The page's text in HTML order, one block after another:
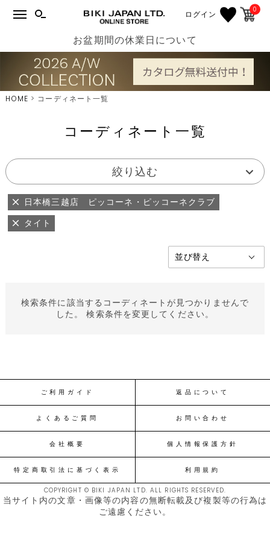
ログイン 0
お盆期間の休業日について
HOME コーディネート一覧
コーディネート一覧
絞り込む
日本橋三越店 ピッコーネ・ピッコーネクラブ
タイト
検索条件に該当するコーディネートが見つかりませんで
した。 検索条件を変更してください。
ご利用ガイド 返品について
よくあるご質問 お問い合わせ
会社概要 個人情報保護方針
特定商取引法に基づく表示 利用規約
COPYRIGHT © BIKI JAPAN LTD. ALL RIGHTS RESERVED.
当サイト内の文章・画像等の内容の無断転載及び複製等の行為は
ご遠慮ください。